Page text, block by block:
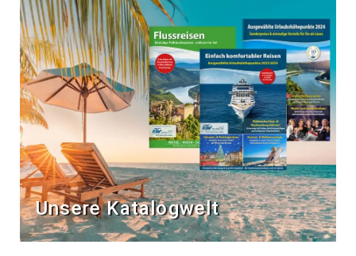
Unsere Katalogwelt